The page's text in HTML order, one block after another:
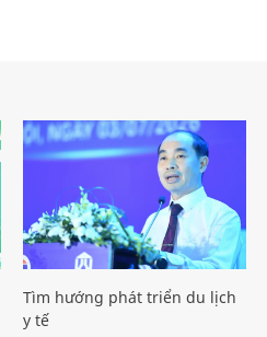
Tìm hướng phát triển du lịch
y tế